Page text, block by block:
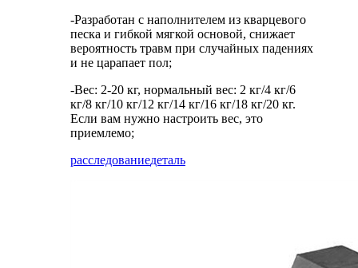
-Разработан с наполнителем из кварцевого
песка и гибкой мягкой основой, снижает
вероятность травм при случайных падениях
и не царапает пол;
-Вес: 2-20 кг, нормальный вес: 2 кг/4 кг/6
кг/8 кг/10 кг/12 кг/14 кг/16 кг/18 кг/20 кг.
Если вам нужно настроить вес, это
приемлемо;
расследованиедеталь